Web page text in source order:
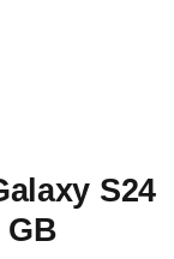
S24
GB